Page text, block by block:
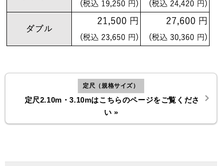
定尺（規格サイズ）
定尺2.10m・3.10mはこちらのページをご覧くださ
い »